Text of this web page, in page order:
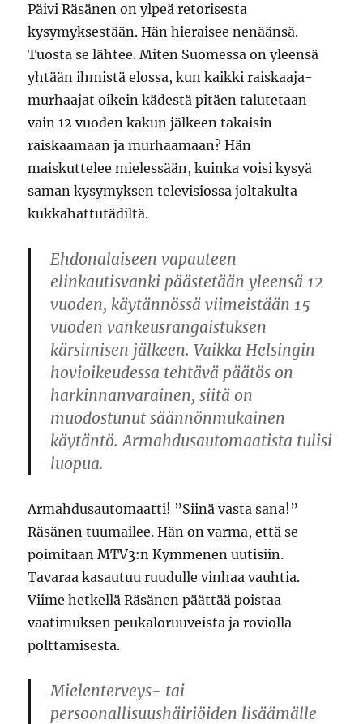
Päivi Räsänen on ylpeä retorisesta
kysymyksestään. Hän hieraisee nenäänsä.
Tuosta se lähtee. Miten Suomessa on yleensä
yhtään ihmistä elossa, kun kaikki raiskaaja-
murhaajat oikein kädestä pitäen talutetaan
vain 12 vuoden kakun jälkeen takaisin
raiskaamaan ja murhaamaan? Hän
maiskuttelee mielessään, kuinka voisi kysyä
saman kysymyksen televisiossa joltakulta
kukkahattutädiltä.
Ehdonalaiseen vapauteen
elinkautisvanki päästetään yleensä 12
vuoden, käytännössä viimeistään 15
vuoden vankeusrangaistuksen
kärsimisen jälkeen. Vaikka Helsingin
hovioikeudessa tehtävä päätös on
harkinnanvarainen, siitä on
muodostunut säännönmukainen
käytäntö. Armahdusautomaatista tulisi
luopua.
Armahdusautomaatti! ”Siinä vasta sana!”
Räsänen tuumailee. Hän on varma, että se
poimitaan MTV3:n Kymmenen uutisiin.
Tavaraa kasautuu ruudulle vinhaa vauhtia.
Viime hetkellä Räsänen päättää poistaa
vaatimuksen peukaloruuveista ja roviolla
polttamisesta.
Mielenterveys- tai
persoonallisuushäiriöiden lisäämälle